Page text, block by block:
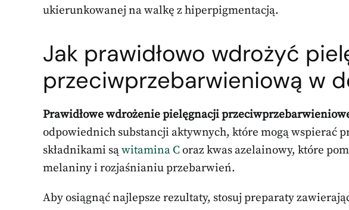
ukierunkowanej na walkę z hiperpigmentacją.
Jak prawidłowo wdrożyć
przeciwprzebarwieniową w
Prawidłowe wdrożenie pielęgnacji
odpowiednich substancji aktywnych, które mogą wspierać
składnikami sąwitamina Coraz kwas azelainowy, które
melaniny i rozjaśnianiu przebarwień.
Aby osiągnąć najlepsze rezultaty, stosuj preparaty